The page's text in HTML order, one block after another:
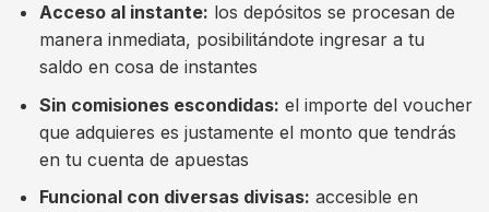
Acceso al instante: los depósitos se procesan de
manera inmediata, posibilitándote ingresar a tu
saldo en cosa de instantes
Sin comisiones escondidas: el importe del voucher
que adquieres es justamente el monto que tendrás
en tu cuenta de apuestas
Funcional con diversas divisas: accesible en